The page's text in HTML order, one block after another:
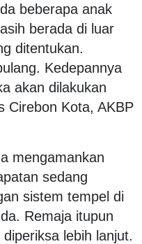
beberapa anak
berada di luar
ditentukan.
Kedepannya
akan dilakukan
Cirebon Kota, AKBP
mengamankan
sedang
sistem tempel di
Remaja itupun
lebih lanjut.